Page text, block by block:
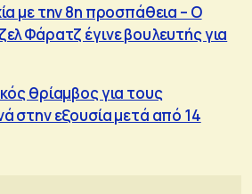
με την 8η προσπάθεια – Ο
Φάρατζ έγινε βουλευτής για
θρίαμβος για τους
στην εξουσία μετά από 14